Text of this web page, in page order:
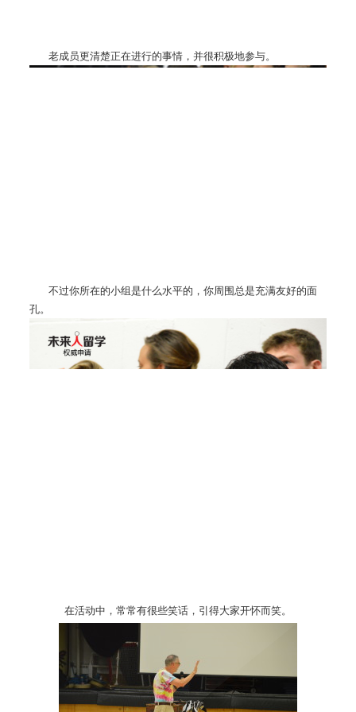
老成员更清楚正在进行的事情，并很积极地参与。
不过你所在的小组是什么水平的，你周围总是充满友好的面
孔。
在活动中，常常有很些笑话，引得大家开怀而笑。